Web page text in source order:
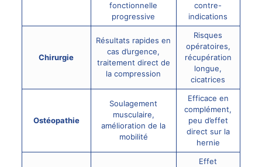
fonctionnelle
progressive
contre-
indications
Chirurgie
Résultats rapides en
cas d’urgence,
traitement direct de
la compression
Risques
opératoires,
récupération
longue,
cicatrices
Ostéopathie
Soulagement
musculaire,
amélioration de la
mobilité
Efficace en
complément,
peu d’effet
direct sur la
hernie
Effet